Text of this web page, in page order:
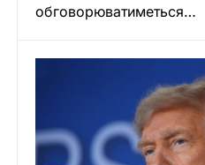
обговорюватиметься…